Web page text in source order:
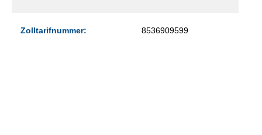
Zolltarifnummer: 8536909599